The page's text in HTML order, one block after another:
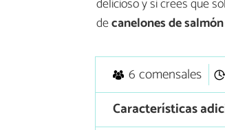
delicioso y si crees que
decanelones de
6 comensales
Características